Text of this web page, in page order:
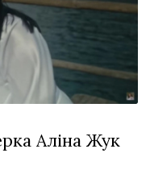
Аліна Жук